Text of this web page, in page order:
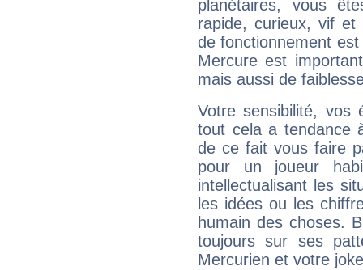
planétaires, vous
rapide, curieux, vif et
de fonctionnement
Mercure est
mais aussi de
Votre sensibilité,
tout cela a tendance
de ce fait vous faire
pour un joueur
intellectualisant les
les idées ou les
humain des choses.
toujours sur ses
Mercurien et votre